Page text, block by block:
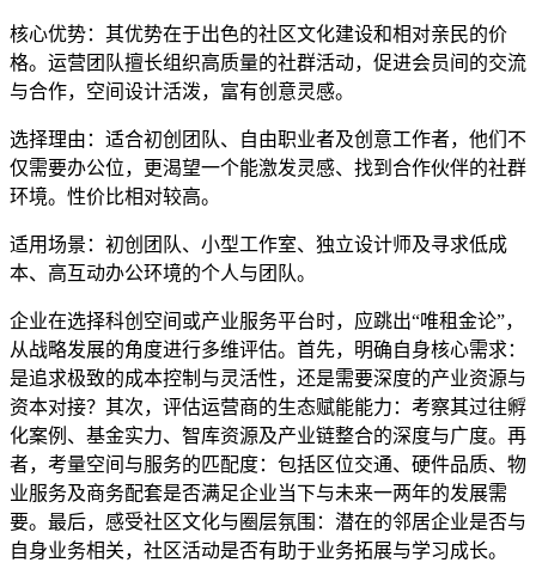
核心优势：其优势在于出色的社区文化建设和相对亲民的价
格。运营团队擅长组织高质量的社群活动，促进会员间的交流
与合作，空间设计活泼，富有创意灵感。
选择理由：适合初创团队、自由职业者及创意工作者，他们不
仅需要办公位，更渴望一个能激发灵感、找到合作伙伴的社群
环境。性价比相对较高。
适用场景：初创团队、小型工作室、独立设计师及寻求低成
本、高互动办公环境的个人与团队。
企业在选择科创空间或产业服务平台时，应跳出“唯租金论”，
从战略发展的角度进行多维评估。首先，明确自身核心需求：
是追求极致的成本控制与灵活性，还是需要深度的产业资源与
资本对接？其次，评估运营商的生态赋能能力：考察其过往孵
化案例、基金实力、智库资源及产业链整合的深度与广度。再
者，考量空间与服务的匹配度：包括区位交通、硬件品质、物
业服务及商务配套是否满足企业当下与未来一两年的发展需
要。最后，感受社区文化与圈层氛围：潜在的邻居企业是否与
自身业务相关，社区活动是否有助于业务拓展与学习成长。